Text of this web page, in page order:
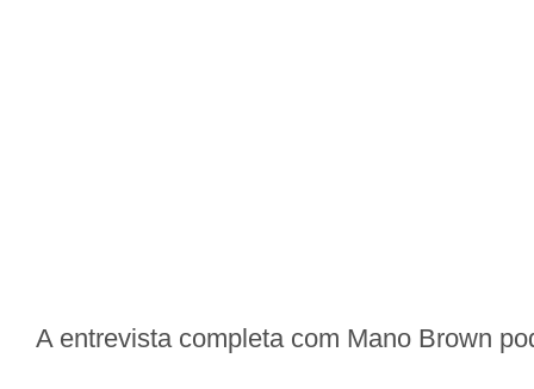
A entrevista completa com Mano Brown